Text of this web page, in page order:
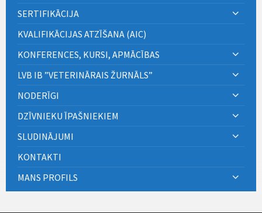
SERTIFIKĀCIJA
KVALIFIKĀCIJAS ATZĪŠANA (AIC)
KONFERENCES, KURSI, APMĀCĪBAS
LVB IB ”VETERINĀRAIS ŽURNĀLS”
NODERĪGI
DZĪVNIEKU ĪPAŠNIEKIEM
SLUDINĀJUMI
KONTAKTI
MANS PROFILS